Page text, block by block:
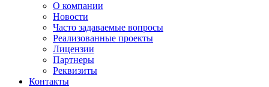
О компании
Новости
Часто задаваемые вопросы
Реализованные проекты
Лицензии
Партнеры
Реквизиты
Контакты